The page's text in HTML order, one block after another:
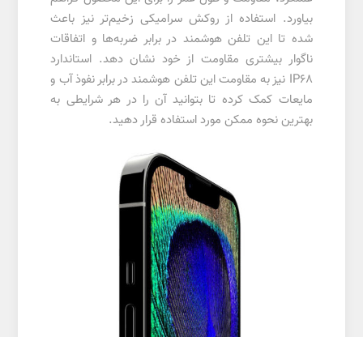
بیاورد. استفاده از روکش سرامیکی زخیم‌تر نیز باعث
شده تا این تلفن هوشمند در برابر ضربه‌ها و اتفاقات
ناگوار بیشتری مقاومت از خود نشان دهد. استاندارد
IP68 نیز به مقاومت این تلفن هوشمند در برابر نفوذ آب و
مایعات کمک کرده تا بتوانید آن را در هر شرایطی به
بهترین نحوه ممکن مورد استفاده قرار دهید.